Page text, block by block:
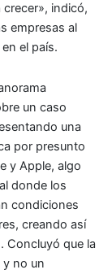
indicó,
empresas al
el país.
un caso
una
por presunto
y Apple, algo
donde los
condiciones
creando así
Concluyó que la
y no un